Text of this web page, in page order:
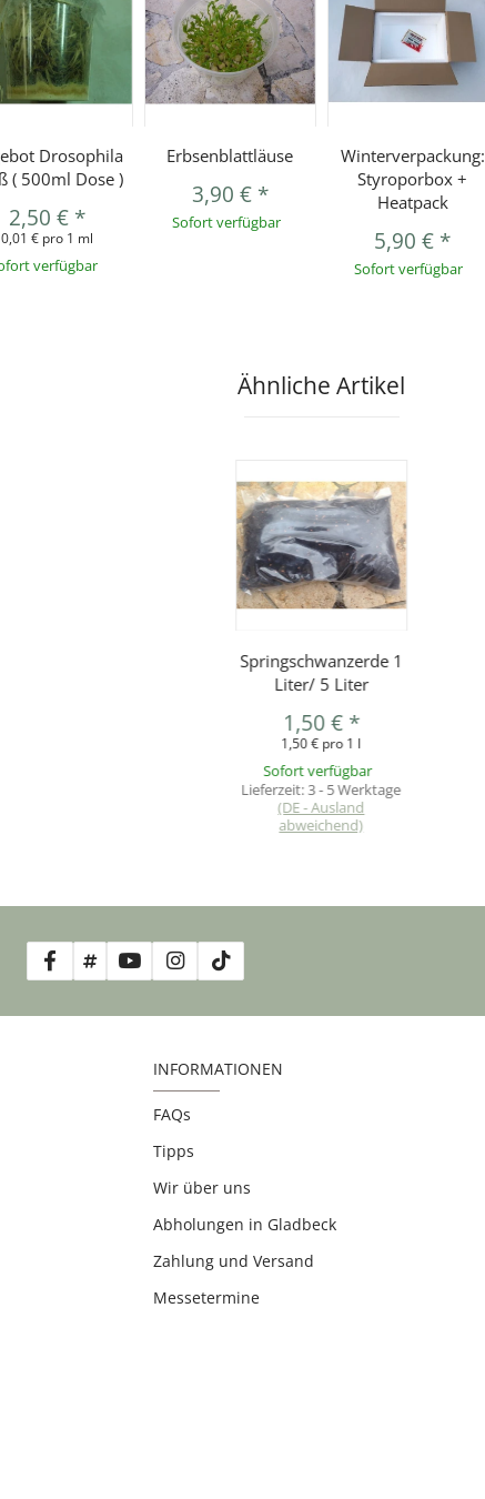
Drosophila
( 500ml Dose )
2,50 € *
0,01 € pro 1 ml
verfügbar
Erbsenblattläuse
3,90 € *
Sofort verfügbar
Winterverpackung:
Styroporbox +
Heatpack
5,90 € *
Sofort verfügbar
Ähnliche Artikel
Springschwanzerde 1
Liter/ 5 Liter
1,50 € *
1,50 € pro 1 l
Sofort verfügbar
Lieferzeit: 3 - 5 Werktage
(DE - Ausland
abweichend)
INFORMATIONEN
FAQs
Tipps
Wir über uns
Abholungen in Gladbeck
Zahlung und Versand
Messetermine